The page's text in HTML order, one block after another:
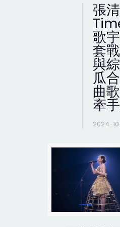
張
歌
套
與
瓜
曲
牽
2024-